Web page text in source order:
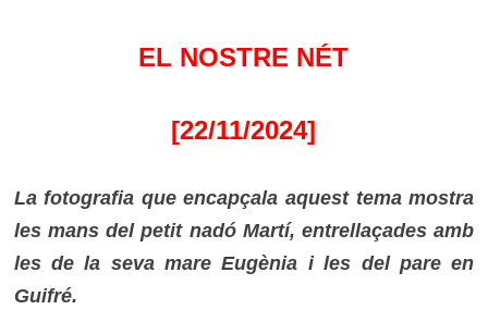
EL NOSTRE NÉT
[22/11/2024]
La fotografia que encapçala aquest tema mostra
les mans del petit nadó Martí, entrellaçades amb
les de la seva mare Eugènia i les del pare en
Guifré.